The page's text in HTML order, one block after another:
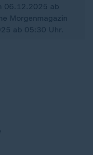
06.12.2025 ab
Morgenmagazin
ab 05:30 Uhr.